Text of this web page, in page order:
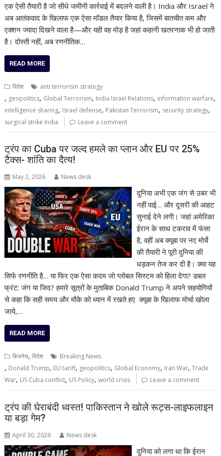
एक ऐसी तैयारी है जो सीधे जमीनी कार्रवाई में बदलने वाली है। India और Israel ने
अब आतंकवाद के खिलाफ एक ऐसा मॉडल तैयार किया है, जिसमें बातचीत कम और
एक्शन ज्यादा दिखने वाला है—और यही वह मोड़ है जहां कहानी खतरनाक भी हो जाती
है। दोस्ती नहीं, अब रणनीतिक…
READ MORE
विदेश anti terrorism strategy
, geopolitics, Global Terrorism, India Israel Relations, information warfare,
intelligence sharing, Israel defense, Pakistan Terrorism, security strategy,
surgical strike India Leave a comment
ट्रंप का Cuba पर जल्द हमले का प्लान और EU पर 25%
टैक्स- शांति का दैत्य!
May 2, 2026 News desk
दुनिया अभी एक जंग से उबर भी
नहीं पाई… और दूसरी की आहट
सुनाई देने लगी। जहां अमेरिका
ईरान के साथ टकराव में फंसा
है, वहीं अब क्यूबा पर नए मोर्चे
की तैयारी ने पूरी दुनिया की
धड़कन तेज कर दी है। क्या यह
सिर्फ रणनीति है… या फिर एक ऐसा कदम जो ग्लोबल सिस्टम को हिला देगा? डबल
फ्रंट: जंग या जिद? हमारे सूत्रों के मुताबिक Donald Trump ने अपने सहयोगियों
से कहा कि सही समय और मौके को ध्यान में रखते हए क्यूबा के खिलाफ मोर्चा खोला
जाये,…
READ MORE
बिजनेस,विदेश Breaking News
, Donald Trump, EU tariff, geopolitics, Global Economy, Iran War,Trade
War, US Cuba conflict, US Policy,world crisis Leave a comment
ट्रंप की घेराबंदी ध्वस्त! पाकिस्तान ने खोले रूट्स-लाइफलाइन
या बड़ा गेम?
April 30, 2026 News desk
दुनिया को लगा था कि ईरान